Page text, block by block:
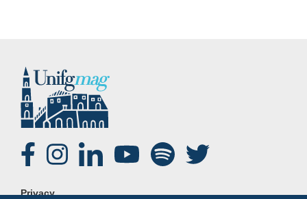
SOCIAL
FOOTER
Privacy